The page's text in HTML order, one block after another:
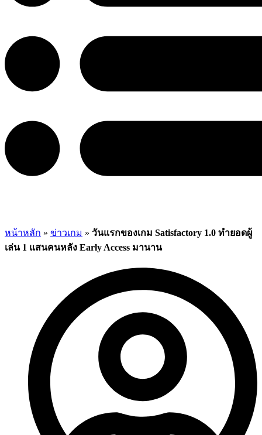
หน้าหลัก » ข่าวเกม » วันแรกของเกม Satisfactory 1.0 ทำยอดผู้
เล่น 1 แสนคนหลัง Early Access มานาน